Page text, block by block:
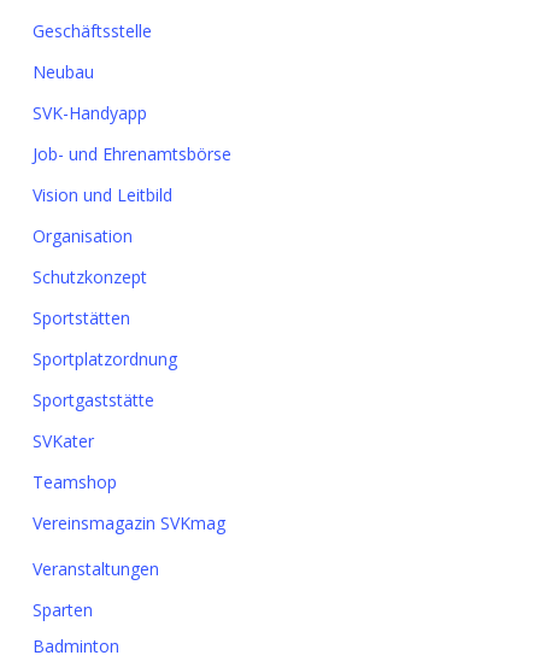
Geschäftsstelle
Neubau
SVK-Handyapp
Job- und Ehrenamtsbörse
Vision und Leitbild
Organisation
Schutzkonzept
Sportstätten
Sportplatzordnung
Sportgaststätte
SVKater
Teamshop
Vereinsmagazin SVKmag
Veranstaltungen
Sparten
Badminton